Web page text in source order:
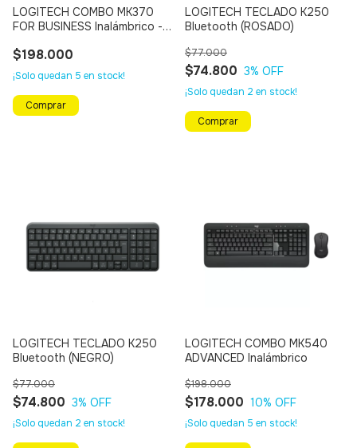
LOGITECH COMBO MK370
FOR BUSINESS Inalámbrico -
$198.000
¡Solo quedan 5 en stock!
LOGITECH TECLADO K250
Bluetooth (ROSADO)
$74.800
$77.000
3% OFF
¡Solo quedan 2 en stock!
LOGITECH TECLADO K250
Bluetooth (NEGRO)
$74.800
$77.000
3% OFF
¡Solo quedan 2 en stock!
LOGITECH COMBO MK540
ADVANCED Inalámbrico
$178.000
$198.000
10% OFF
¡Solo quedan 5 en stock!